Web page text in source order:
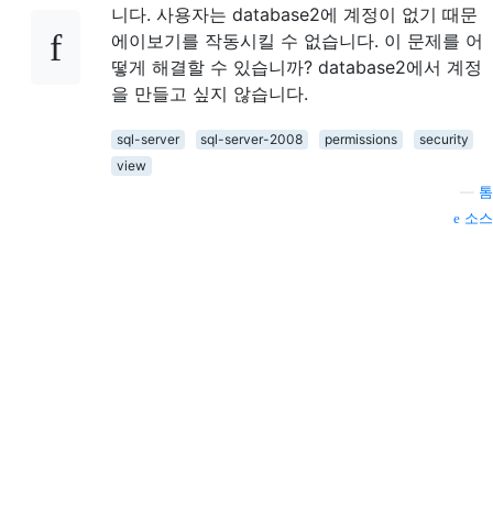
니다. 사용자는 database2에 계정이 없기 때문
에이보기를 작동시킬 수 없습니다. 이 문제를 어
떻게 해결할 수 있습니까? database2에서 계정
을 만들고 싶지 않습니다.
sql-server sql-server-2008 permissions
security
view
톰
소스